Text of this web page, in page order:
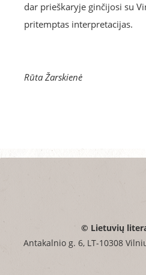
dar prieškaryje ginčijosi su
pritemptas interpretacijas.
Rūta Žarskienė
© Lietuvių
Antakalnio g. 6, LT-10308